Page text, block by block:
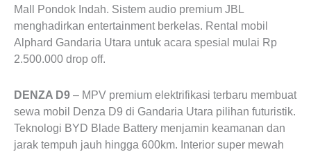
Mall Pondok Indah. Sistem audio premium JBL
menghadirkan entertainment berkelas. Rental mobil
Alphard Gandaria Utara untuk acara spesial mulai Rp
2.500.000 drop off.
DENZA D9 – MPV premium elektrifikasi terbaru membuat
sewa mobil Denza D9 di Gandaria Utara pilihan futuristik.
Teknologi BYD Blade Battery menjamin keamanan dan
jarak tempuh jauh hingga 600km. Interior super mewah